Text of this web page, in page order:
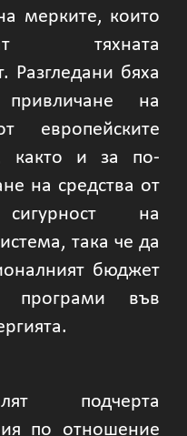
мерките, които
тяхната
Разгледани бяха
на
европейските
както и за по-
на средства от
на
така че да
бюджет
програми във
подчерта
по отношение